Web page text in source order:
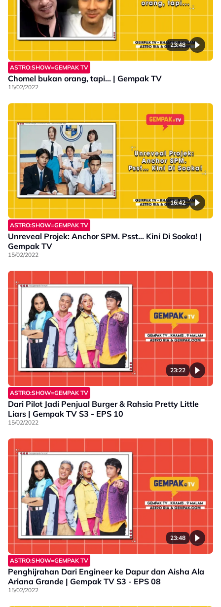
23:48
ASTRO:SHOW=GEMPAK TV
Chomel bukan orang, tapi... | Gempak TV
15/02/2022
16:42
ASTRO:SHOW=GEMPAK TV
Unreveal Projek: Anchor SPM. Psst… Kini Di Sooka! |
Gempak TV
15/02/2022
23:22
ASTRO:SHOW=GEMPAK TV
Dari Pilot Jadi Penjual Burger & Rahsia Pretty Little
Liars | Gempak TV S3 - EPS 10
15/02/2022
23:48
ASTRO:SHOW=GEMPAK TV
Penghijrahan Dari Engineer ke Dapur dan Aisha Ala
Ariana Grande | Gempak TV S3 - EPS 08
15/02/2022